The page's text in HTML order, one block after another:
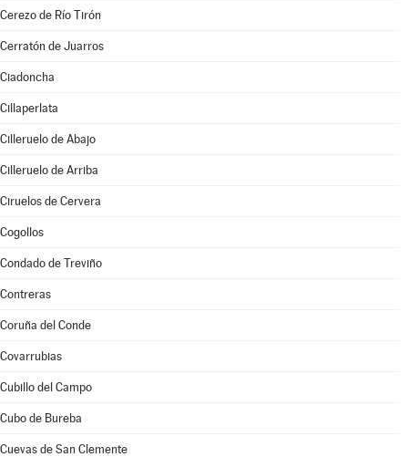
Cerezo de Río Tirón
Cerratón de Juarros
Ciadoncha
Cillaperlata
Cilleruelo de Abajo
Cilleruelo de Arriba
Ciruelos de Cervera
Cogollos
Condado de Treviño
Contreras
Coruña del Conde
Covarrubias
Cubillo del Campo
Cubo de Bureba
Cuevas de San Clemente